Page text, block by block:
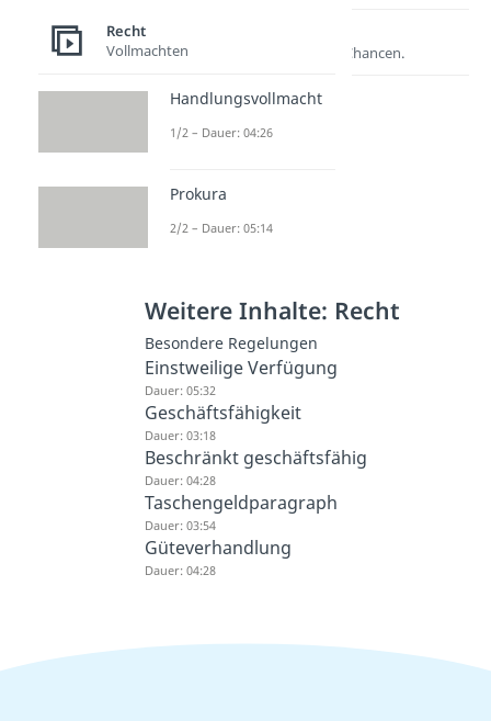
Entdecke hier deine Chancen.
Weitere Inhalte: Recht
Besondere Regelungen
Einstweilige Verfügung
Dauer: 05:32
Geschäftsfähigkeit
Dauer: 03:18
Beschränkt geschäftsfähig
Dauer: 04:28
Taschengeldparagraph
Dauer: 03:54
Güteverhandlung
Dauer: 04:28
Recht
Vollmachten
Handlungsvollmacht
1/2 – Dauer: 04:26
Prokura
2/2 – Dauer: 05:14